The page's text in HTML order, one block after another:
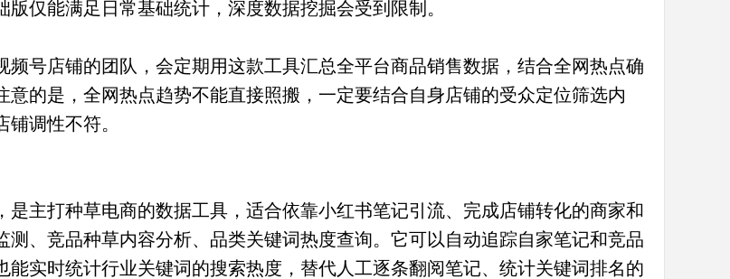
仅能满足日常基础统计，深度数据挖掘会受到限制。
频号店铺的团队，会定期用这款工具汇总全平台商品销售数据，结合全网热点确
意的是，全网热点趋势不能直接照搬，一定要结合自身店铺的受众定位筛选内
调性不符。
是主打种草电商的数据工具，适合依靠小红书笔记引流、完成店铺转化的商家和
测、竞品种草内容分析、品类关键词热度查询。它可以自动追踪自家笔记和竞品
能实时统计行业关键词的搜索热度，替代人工逐条翻阅笔记、统计关键词排名的